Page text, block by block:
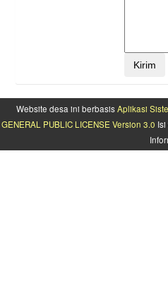
Website desa ini berbasisAplikasi
GENERAL PUBLIC LICENSE Version 3.0